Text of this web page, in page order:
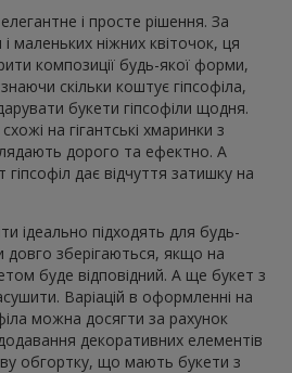
і просте рішення. За
маленьких ніжних квіточок, ця
композиції будь-якої форми,
скільки коштує гіпсофіла,
букети гіпсофіли щодня.
на гігантські хмаринки з
дорого та ефектно. А
гіпсофіл дає відчуття затишку на
ідеально підходять для будь-
довго зберігаються, якщо на
буде відповідний. А ще букет з
Варіацій в оформленні на
можна досягти за рахунок
декоративних елементів
обгортку, що мають букети з